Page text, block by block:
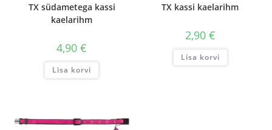
TX südametega kassi
kaelarihm
4,90€
Lisa korvi
TX kassi kaelarihm
2,90 €
Lisa korvi